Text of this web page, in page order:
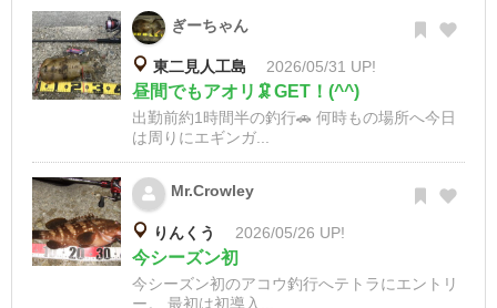
ぎーちゃん
東二見人工島 2026/05/31 UP!
昼間でもアオリ🦑GET！(^^)
出勤前約1時間半の釣行🚗 何時もの場所へ今日
は周りにエギンガ...
Mr.Crowley
りんくう 2026/05/26 UP!
今シーズン初
今シーズン初のアコウ釣行へテトラにエントリ
ー。 最初は初導入...